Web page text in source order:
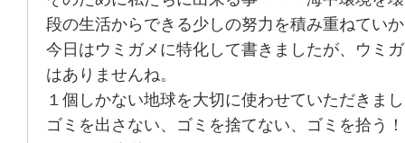
段の生活からできる少しの努力を積み重ねてい
今日はウミガメに特化して書きましたが、ウミ
はありませんね。
１個しかない地球を大切に使わせていただきま
ゴミを出さない、ゴミを捨てない、ゴミを拾う